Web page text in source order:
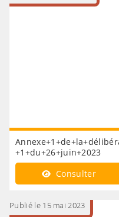
+1+du+26+juin+2023
Consulter
Publié le 15 mai 2023